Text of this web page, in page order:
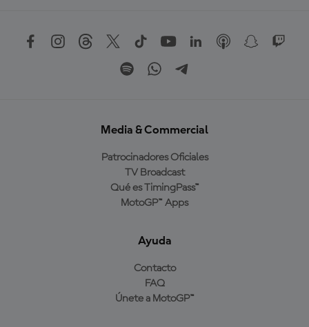
Media & Commercial
Patrocinadores Oficiales
TV Broadcast
Qué es TimingPass™
MotoGP™ Apps
Ayuda
Contacto
FAQ
Únete a MotoGP™